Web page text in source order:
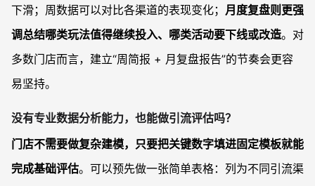
下滑；周数据可以对比各渠道的表现变化； 月度复盘则更强
调总结哪类玩法值得继续投入、哪类活动要下线或改造。对
多数门店而言，建立“周简报 + 月复盘报告”的节奏会更容
易坚持。
没有专业数据分析能力，也能做引流评估吗？
门店不需要做复杂建模，只要把关键数字填进固定模板就能
完成基础评估。可以预先做一张简单表格：列为不同引流渠